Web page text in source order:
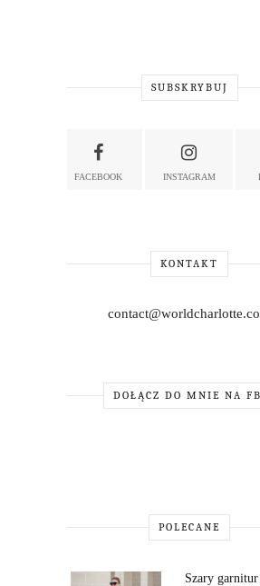
SUBSKRYBUJ
FACEBOOK INSTAGRAM
KONTAKT
DOŁĄCZ DO MNIE NA
POLECANE
Szary